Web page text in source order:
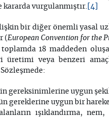
vurgulanmıştır. [4]
bir diğer önemli yasal
(European Convention for the
18 maddeden
üretimi veya benzeri
gereksinimlerine uygun
gereklerine uygun bir
ışıklandırma,